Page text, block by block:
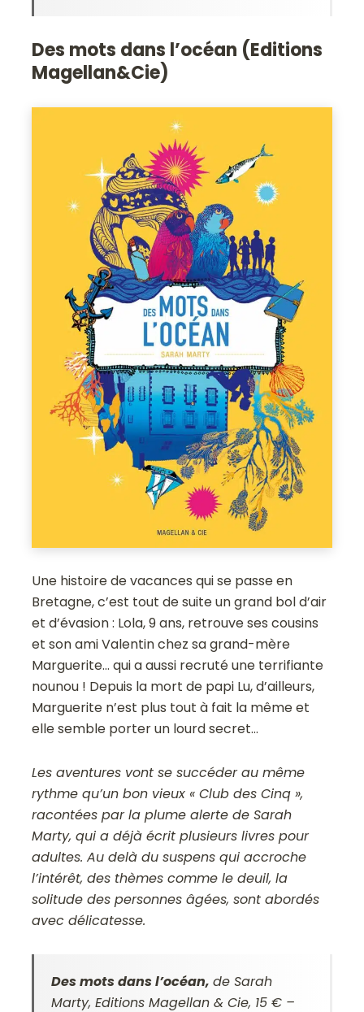
Des mots dans l’océan (Editions
Magellan&Cie)
Une histoire de vacances qui se passe en
Bretagne, c’est tout de suite un grand bol d’air
et d’évasion : Lola, 9 ans, retrouve ses cousins
et son ami Valentin chez sa grand-mère
Marguerite… qui a aussi recruté une terrifiante
nounou ! Depuis la mort de papi Lu, d’ailleurs,
Marguerite n’est plus tout à fait la même et
elle semble porter un lourd secret…
Les aventures vont se succéder au même
rythme qu’un bon vieux « Club des Cinq »,
racontées par la plume alerte de Sarah
Marty, qui a déjà écrit plusieurs livres pour
adultes. Au delà du suspens qui accroche
l’intérêt, des thèmes comme le deuil, la
solitude des personnes âgées, sont abordés
avec délicatesse.
Des mots dans l’océan,de Sarah
Marty, Editions Magellan & Cie, 15 € –